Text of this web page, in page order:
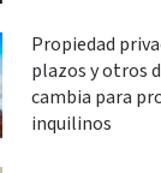
Propiedad
plazos y otros
cambia para
inquilinos